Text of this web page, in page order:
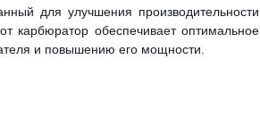
для улучшения производительности
карбюратор обеспечивает оптимальное
и повышению его мощности.